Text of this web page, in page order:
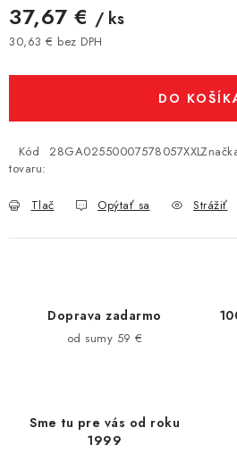
37,67 € / ks
30,63 € bez DPH
DO
Kód
tovaru:
28GA02550007578057XXL
Tlač Opýtať sa Strážiť
Doprava zadarmo
od sumy 59 €
Sme tu pre vás od roku
1999